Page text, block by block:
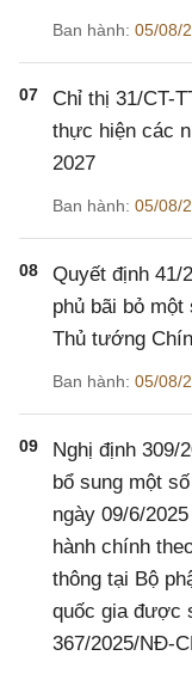
Ban hành: 05/08/
07
Chỉ thị 31/CT-
thực hiện các
2027
Ban hành: 05/08/
08
Quyết định 41/
phủ bãi bỏ một
Thủ tướng
Ban hành: 05/08/
09
Nghị định 309/
bổ sung một
ngày 09/6/
hành chính
thông tại Bộ
quốc gia được
367/2025/NĐ-